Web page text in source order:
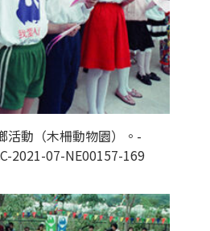
活動（木柵動物園）。-
2021-07-NE00157-169